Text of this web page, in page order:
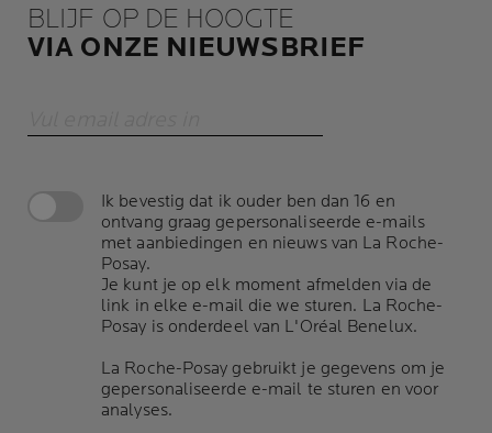
BLIJF OP DE HOOGTE
VIA ONZE NIEUWSBRIEF
Ik bevestig dat ik ouder ben dan 16 en
ontvang graag gepersonaliseerde e-mails
met aanbiedingen en nieuws van La Roche-
Posay.
Je kunt je op elk moment afmelden via de
link in elke e-mail die we sturen. La Roche-
Posay is onderdeel van L'Oréal Benelux.
La Roche-Posay gebruikt je gegevens om je
gepersonaliseerde e-mail te sturen en voor
analyses.